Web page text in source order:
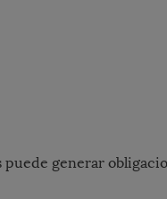
generar